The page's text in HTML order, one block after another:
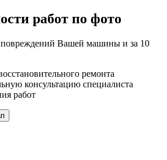
работ по фото
повреждений Вашей машины и за 10
ремонта
консультацию специалиста
работ